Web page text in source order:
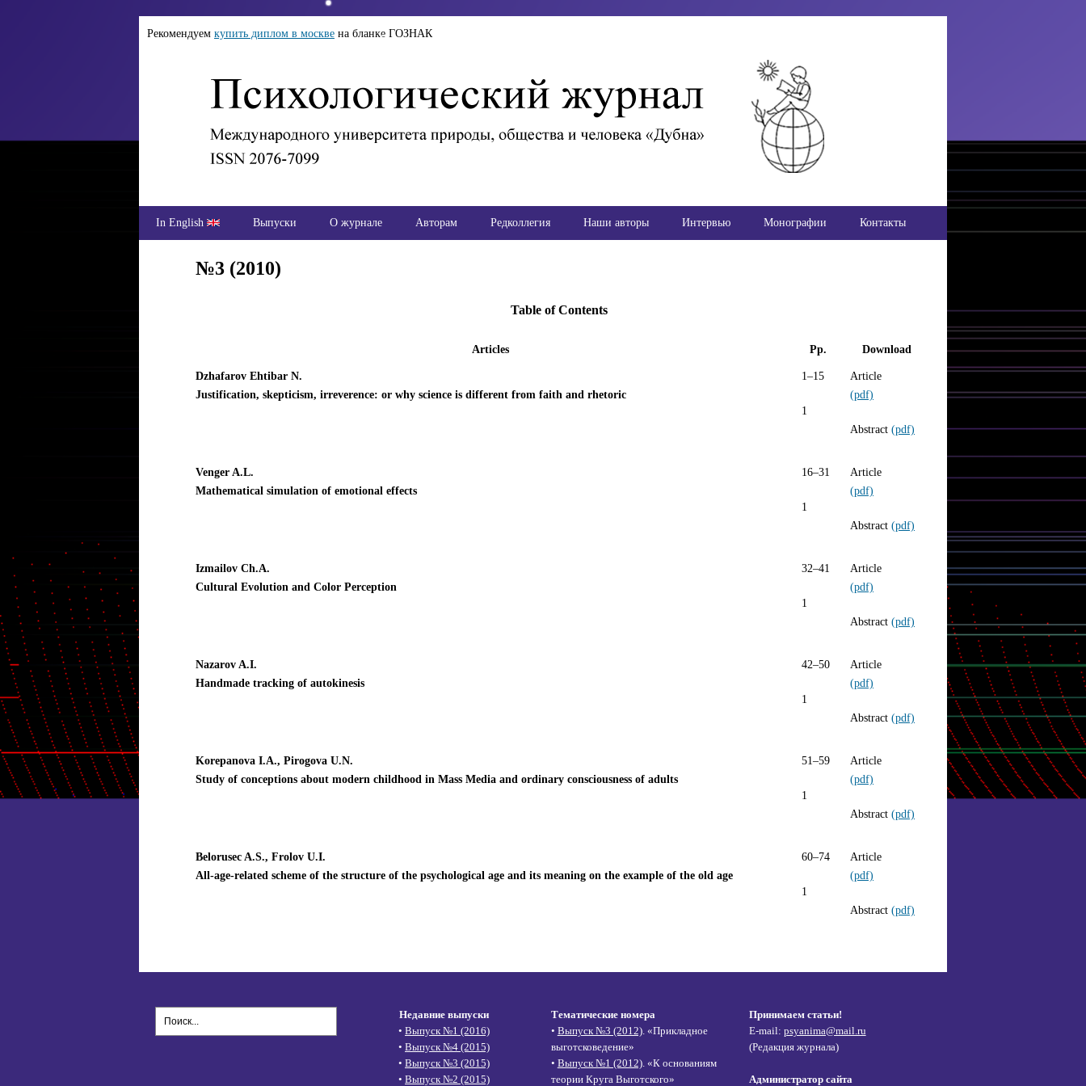
Рекомендуем купить диплом в москве на бланке ГОЗНАК
In English Выпуски О журнале Авторам Редколлегия Наши авторы Интервью Монографии Контакты
№3 (2010)
Table of Contents
Articles Pp. Download
Dzhafarov Ehtibar N.
Justification, skepticism, irreverence: or why science is different from faith and rhetoric
1–15
1
Article
(pdf)
Abstract (pdf)
Venger A.L.
Mathematical simulation of emotional effects
16–31
1
Article
(pdf)
Abstract (pdf)
Izmailov Ch.A.
Cultural Evolution and Color Perception
32–41
1
Article
(pdf)
Abstract (pdf)
Nazarov A.I.
Handmade tracking of autokinesis
42–50
1
Article
(pdf)
Abstract (pdf)
Korepanova I.A., Pirogova U.N.
Study of conceptions about modern childhood in Mass Media and ordinary consciousness of adults
51–59
1
Article
(pdf)
Abstract (pdf)
Belorusec A.S., Frolov U.I.
All-age-related scheme of the structure of the psychological age and its meaning on the example of the old age
60–74
1
Article
(pdf)
Abstract (pdf)
Недавние выпуски
•Выпуск №1 (2016)
•Выпуск №4 (2015)
•Выпуск №3 (2015)
•Выпуск №2 (2015)
Тематические номера
• Выпуск №3 (2012). «Прикладное
выготсковедение»
• Выпуск №1 (2012). «К основаниям
теории Круга Выготского»
Принимаем статьи!
E-mail: psyanima@mail.ru
(Редакция журнала)
Администратор сайта